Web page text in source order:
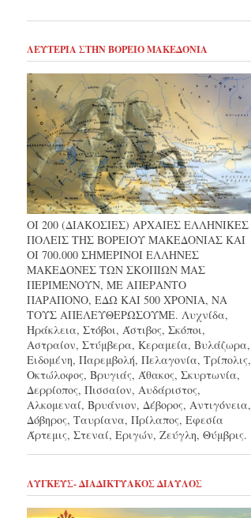
ΛΕΥΤΕΡΙΑ ΣΤΗΝ ΒΟΡΕΙΟ ΜΑΚΕΔΟΝΙΑ
ΟΙ 200 (ΔΙΑΚΟΣΙΕΣ) ΑΡΧΑΙΕΣ ΕΛΛΗΝΙΚΕΣ
ΠΟΛΕΙΣ ΤΗΣ ΒΟΡΕΙΟΥ ΜΑΚΕΔΟΝΙΑΣ ΚΑΙ
ΟΙ 700.000 ΣΗΜΕΡΙΝΟΙ ΕΛΛΗΝΕΣ
ΜΑΚΕΔΟΝΕΣ ΤΩΝ ΣΚΟΠΙΩΝ ΜΑΣ
ΠΕΡΙΜΕΝΟΥΝ, ΜΕ ΑΠΕΡΑΝΤΟ
ΠΑΡΑΠΟΝΟ, ΕΔΩ ΚΑΙ 500 ΧΡΟΝΙΑ, ΝΑ
ΤΟΥΣ ΑΠΕΛΕΥΘΕΡΩΣΟΥΜΕ. Λυχνίδα,
Ηράκλεια, Στόβοι, Άστιβος, Σκόποι,
Αστραίον, Στύμβερα, Κεραμεία, Βυλάζωρα,
Ειδομένη, Παρεμβολή, Πελαγονία, Τρίπολις,
Οκτώλοφος, Βρυγιάς, Άθακος, Σκυρτωνία,
Δερρίοπος, Πισσαίον, Αυδάριστος,
Αλκομεναί, Βρυάνιον, Δέβορος, Αντιγόνεια,
Δόβηρος, Ταυρίανα, Πρίλαπος, Εφεσία
Άρτεμις, Στεναί, Εριγών, Ζεύγλη, Θύμβρις.
ΛΥΓΚΕΥΣ- ΔΙΑΔΙΚΤΥΑΚΟΣ ΔΙΑΥΛΟΣ